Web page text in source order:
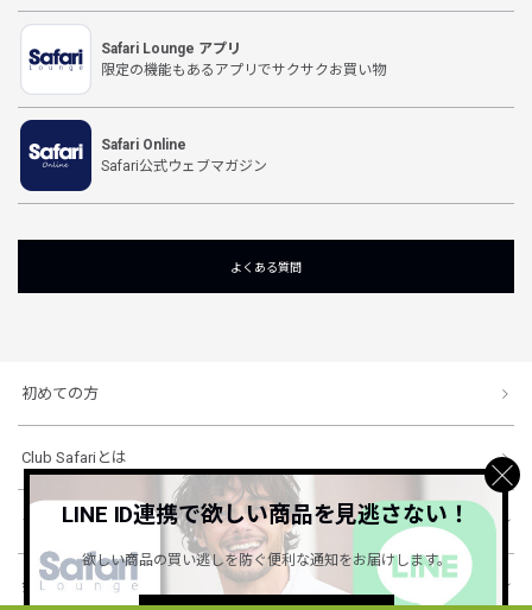
Safari Lounge アプリ
限定の機能もあるアプリでサクサクお買い物
Safari Online
Safari公式ウェブマガジン
よくある質問
初めての方
Club Safariとは
ショッピングガイド
会社概要・規約
LINE ID連携で欲しい商品を見逃さない！
欲しい商品の買い逃しを防ぐ便利な通知をお届けします。